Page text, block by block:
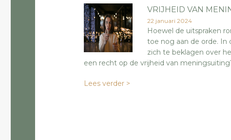
VRIJHEID VAN
22 januari 2024
Hoewel de uitspraken
toe nog aan de orde. In
zich te beklagen over
een recht op de vrijheid van
Lees verder >